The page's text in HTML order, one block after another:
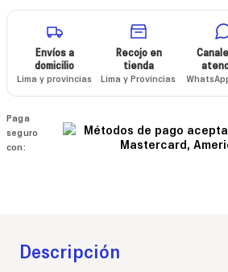
Envíos a
domicilio
Lima y provincias
Recojo en
tienda
Lima y Provincias
Paga
seguro
con:
Descripción